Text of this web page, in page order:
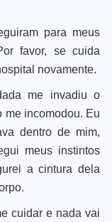
para meus
favor, se cuida
novamente.
me invadiu o
me incomodou. Eu
dentro de mim,
meus instintos
a cintura dela
cuidar e nada vai